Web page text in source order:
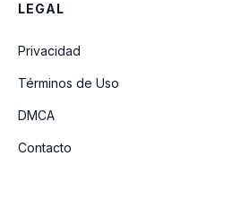
LEGAL
Privacidad
Términos de Uso
DMCA
Contacto